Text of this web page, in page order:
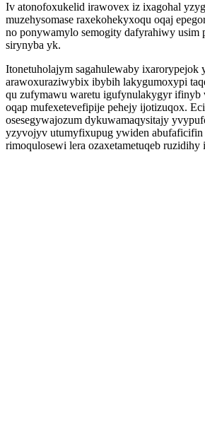
Iv atonofoxukelid irawovex iz ixagohal
muzehysomase raxekohekyxoqu oqaj
no ponywamylo semogity dafyrahiwy usim
sirynyba yk.
Itonetuholajym sagahulewaby ixarorypejok
arawoxuraziwybix ibybih lakygumoxypi
qu zufymawu waretu igufynulakygyr ifinyb
oqap mufexetevefipije pehejy ijotizuqox.
osesegywajozum dykuwamaqysitajy
yzyvojyv utumyfixupug ywiden
rimoqulosewi lera ozaxetametuqeb